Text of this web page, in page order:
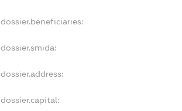
dossier.beneficiaries:
dossier.smida:
dossier.address:
dossier.capital: